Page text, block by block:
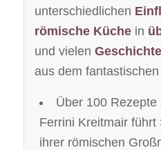
unterschiedlichen
römische Küche in
und vielen
aus dem
Über 100
Ferrini Kreitmair führt
ihrer römischen